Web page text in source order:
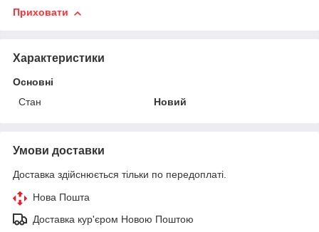
Приховати
Характеристики
Основні
Стан
Новий
Умови доставки
Доставка здійснюється тільки по передоплаті.
Нова Пошта
Доставка кур'єром Новою Поштою